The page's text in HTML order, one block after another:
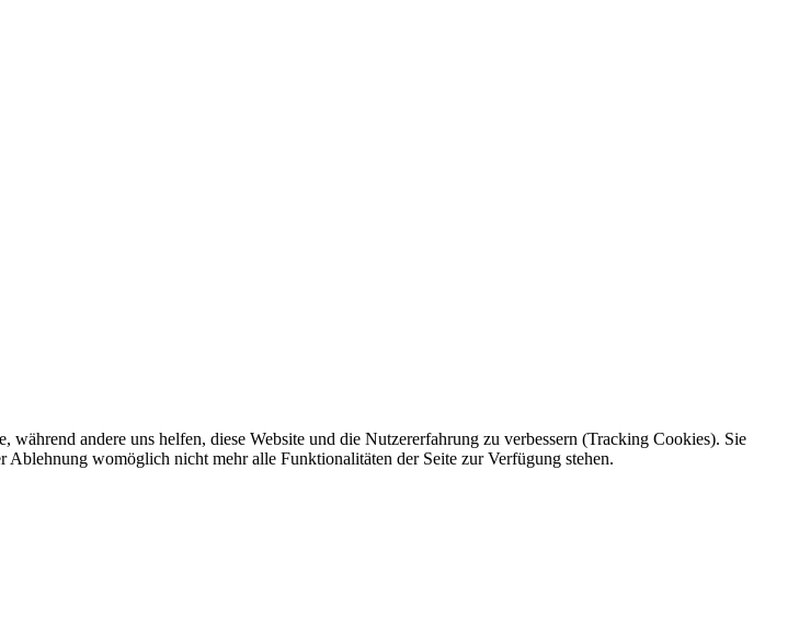
andere uns helfen, diese Website und die Nutzererfahrung zu verbessern (Tracking Cookies). Sie
Ablehnung womöglich nicht mehr alle Funktionalitäten der Seite zur Verfügung stehen.